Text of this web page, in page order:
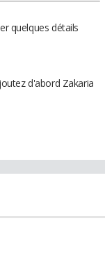
quelques détails
d'abord Zakaria